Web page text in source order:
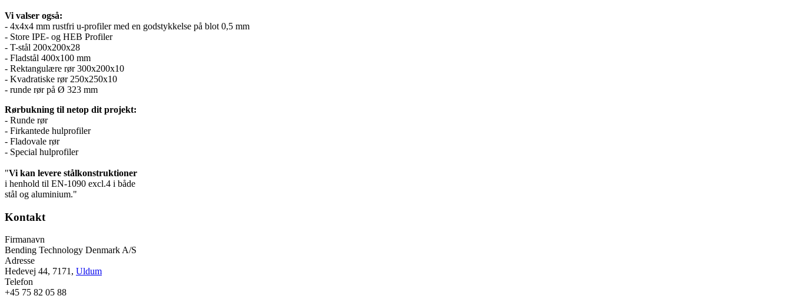
Vi valser også:
- 4x4x4 mm rustfri u-profiler med en godstykkelse på blot 0,5 mm
- Store IPE- og HEB Profiler
- T-stål 200x200x28
- Fladstål 400x100 mm
- Rektangulære rør 300x200x10
- Kvadratiske rør 250x250x10
- runde rør på Ø 323 mm
Rørbukning til netop dit projekt:
- Runde rør
- Firkantede hulprofiler
- Fladovale rør
- Special hulprofiler
"Vi kan levere stålkonstruktioner
i henhold til EN-1090 excl.4 i både
stål og aluminium."
Kontakt
Firmanavn
Bending Technology Denmark A/S
Adresse
Hedevej 44, 7171, Uldum
Telefon
+45 75 82 05 88